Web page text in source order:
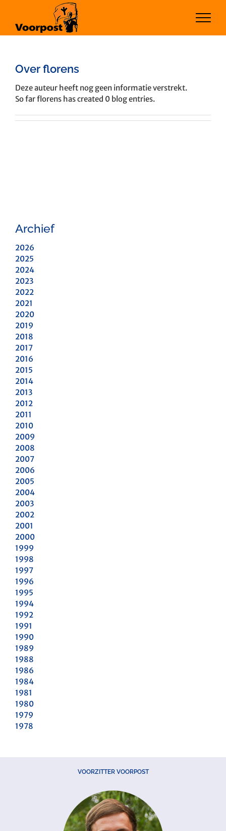
inhoud
Overflorens
Deze auteur heeft nog geen informatie verstrekt.
So far florens has created 0 blog entries.
Archief
2026
2025
2024
2023
2022
2021
2020
2019
2018
2017
2016
2015
2014
2013
2012
2011
2010
2009
2008
2007
2006
2005
2004
2003
2002
2001
2000
1999
1998
1997
1996
1995
1994
1992
1991
1990
1989
1988
1986
1984
1981
1980
1979
1978
VOORZITTER VOORPOST